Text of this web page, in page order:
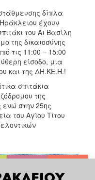
δίπλα
έχουν
του Άι Βασίλη
της δικαιοσύνης
τις 11:00 – 15:00
είσοδο, μια
και της ΔΗ.ΚΕ.Η.!
σπιτάκια
της
ενώ στην 25ης
του Αγίου Τίτου